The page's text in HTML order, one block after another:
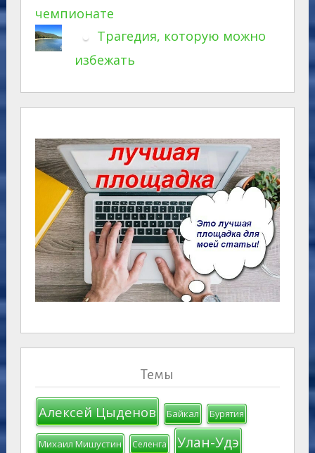
чемпионате
Трагедия, которую можно
избежать
Темы
Алексей Цыденов Байкал Бурятия
Михаил Мишустин Селенга Улан-Удэ